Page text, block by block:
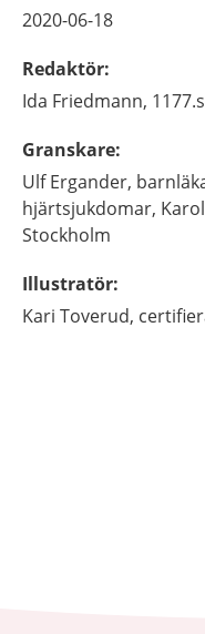
2020-06-18
Redaktör:
Ida Friedmann,
Granskare:
UlfErgander,
hjärtsjukdomar,
Stockholm
Illustratör:
Kari Toverud,